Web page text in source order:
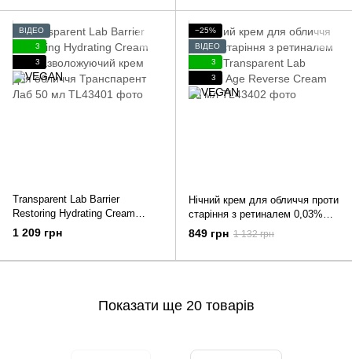
ВІДЕО
3
3
Transparent Lab Barrier
Restoring Hydrating Cream
Ультразволожуючий крем для
обличчя Транспарент Лаб 50
1 209 грн
−25%
ВІДЕО
3
3
Нічний крем для обличчя проти
старіння з ретиналем 0,03%
Transparent Lab Retinal Age
Reverse Cream 50 мл
849 грн 1 132 грн
Показати ще 20 товарів